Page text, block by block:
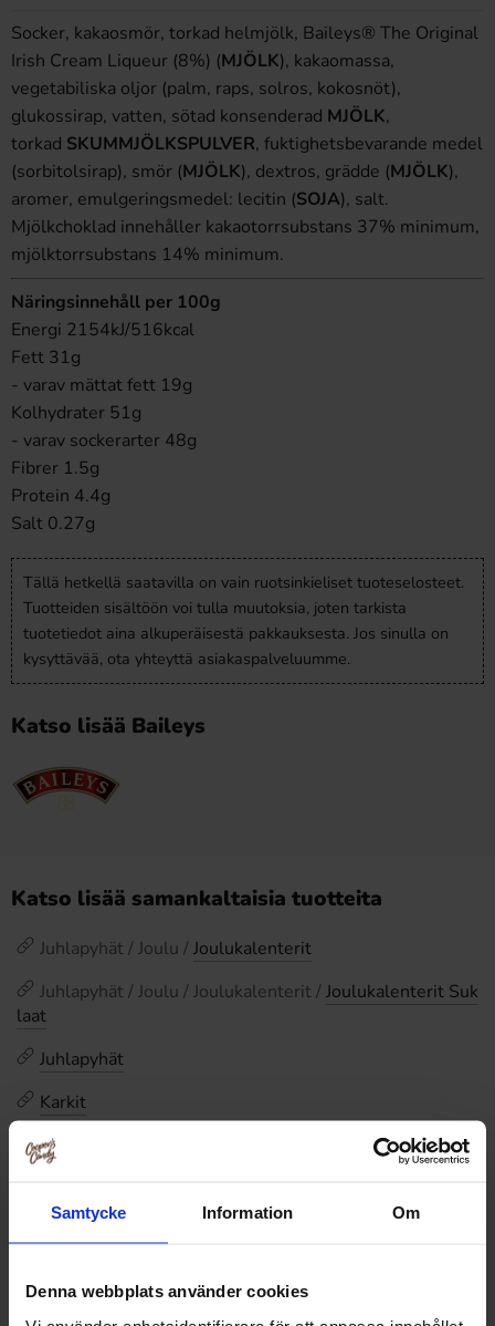
Samtycke Information Om
Denna webbplats använder cookies
Socker, kakaosmör, torkad helmjölk, Baileys® The Original
Irish Cream Liqueur (8%) (MJÖLK), kakaomassa,
vegetabiliska oljor (palm, raps, solros, kokosnöt),
glukossirap, vatten, sötad konsenderad MJÖLK,
torkad SKUMMJÖLKSPULVER, fuktighetsbevarande medel
(sorbitolsirap), smör (MJÖLK), dextros, grädde (MJÖLK),
aromer, emulgeringsmedel: lecitin (SOJA), salt.
Mjölkchoklad innehåller kakaotorrsubstans 37% minimum,
mjölktorrsubstans 14% minimum.
Näringsinnehåll per 100g
Energi 2154kJ/516kcal
Fett 31g
- varav mättat fett 19g
Kolhydrater 51g
- varav sockerarter 48g
Fibrer 1.5g
Protein 4.4g
Salt 0.27g
Tällä hetkellä saatavilla on vain ruotsinkieliset tuoteselosteet.
Tuotteiden sisältöön voi tulla muutoksia, joten tarkista
tuotetiedot aina alkuperäisestä pakkauksesta. Jos sinulla on
kysyttävää, ota yhteyttä asiakaspalveluumme.
Katso lisää Baileys
Katso lisää samankaltaisia tuotteita
Juhlapyhät / Joulu / Joulukalenterit
Juhlapyhät / Joulu / Joulukalenterit / Joulukalenterit Suk
laat
Juhlapyhät
Karkit
Juhlapyhät /
Tällä tuotteella ei ole arvosteluja